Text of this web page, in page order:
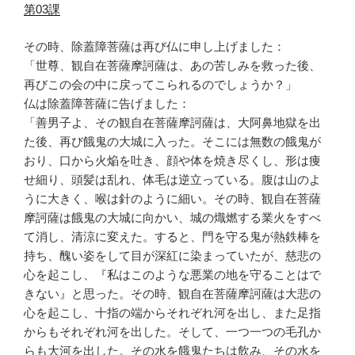
第03課
その時、除蓋障菩薩は再び仏に申し上げました：
「世尊、観自在菩薩摩訶薩は、あの苦しみを救った後、
再びこの会の中に戻ってこられるのでしょうか？」
仏は除蓋障菩薩に告げました：
「善男子よ、その観自在菩薩摩訶薩は、大阿鼻地獄を出
た後、再び餓鬼の大城に入った。そこには無数の餓鬼が
おり、口から火焔を吐き、顔や体を焼き尽くし、形は痩
せ細り、頭髪は乱れ、体毛は逆立っている。腹は山のよ
うに大きく、喉は針のように細い。その時、観自在菩薩
摩訶薩は餓鬼の大城に向かい、城の熾燃する業火をすべ
て消し、清涼に変えた。すると、門を守る鬼が熱鉄棒を
持ち、醜い姿をして目が深紅に染まっていたが、慈悲の
心を起こし、『私はこのような悪業の地を守ることはで
きない』と思った。その時、観自在菩薩摩訶薩は大悲の
心を起こし、十指の端からそれぞれ河を出し、また足指
からもそれぞれ河を出した。そして、一つ一つの毛孔か
らも大河を出した。その水を餓鬼たちは飲み、その水を